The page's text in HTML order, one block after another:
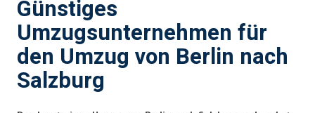
Günstiges
Umzugsunternehmen für
den Umzug von Berlin nach
Salzburg